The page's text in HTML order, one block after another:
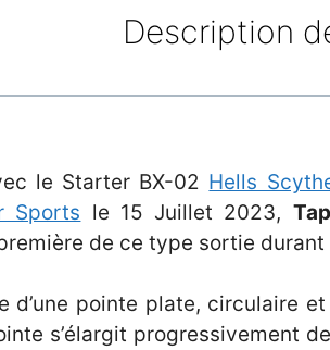
Description
le Starter BX-02 Hells
Sports le 15 Juillet 2023,
de ce type sortie durant
d’une pointe plate, circulaire
s’élargit progressivement